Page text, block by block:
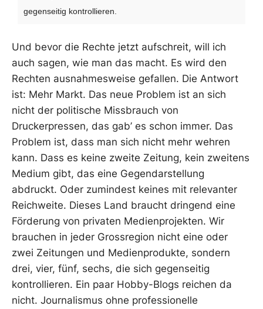
gegenseitig kontrollieren.
Und bevor die Rechte jetzt aufschreit, will ich
auch sagen, wie man das macht. Es wird den
Rechten ausnahmesweise gefallen. Die Antwort
ist: Mehr Markt. Das neue Problem ist an sich
nicht der politische Missbrauch von
Druckerpressen, das gab’ es schon immer. Das
Problem ist, dass man sich nicht mehr wehren
kann. Dass es keine zweite Zeitung, kein zweitens
Medium gibt, das eine Gegendarstellung
abdruckt. Oder zumindest keines mit relevanter
Reichweite. Dieses Land braucht dringend eine
Förderung von privaten Medienprojekten. Wir
brauchen in jeder Grossregion nicht eine oder
zwei Zeitungen und Medienprodukte, sondern
drei, vier, fünf, sechs, die sich gegenseitig
kontrollieren. Ein paar Hobby-Blogs reichen da
nicht. Journalismus ohne professionelle